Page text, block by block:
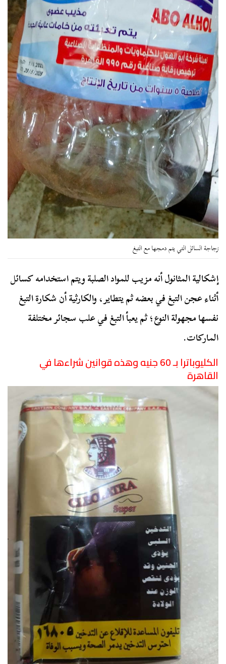
زجاجة السائل التي يتم دمجها مع التبغ
إشكالية المثانول أنه مزيب للمواد الصلبة ويتم استخدامه كسائل
أثناء عجن التبغ في بعضه ثم يتطاير، والكارثية أن شكارة التبغ
نفسها مجهولة النوع؛ ثم يعبأ التبغ في علب سجائر مختلفة
الماركات.
الكليوباترا بـ 60 جنيه وهذه قوانين شراءها في
القاهرة